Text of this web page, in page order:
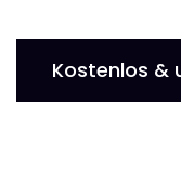
Kostenlos &